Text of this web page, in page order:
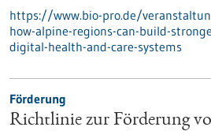
https://www.bio-pro.de/
how-alpine-regions-can-build-
digital-health-and-care-systems
Förderung
Richtlinie zur Förderung